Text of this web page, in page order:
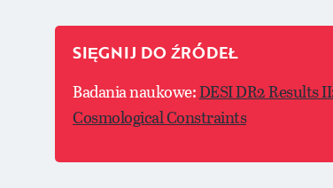
SIĘGNIJ DO ŹRÓDEŁ
Badania naukowe:DESI DR2 Results
Cosmological Constraints